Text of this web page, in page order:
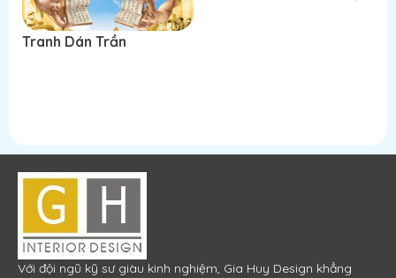
Tranh Dán Trần
Với đội ngũ kỹ sư giàu kinh nghiệm, Gia Huy Design khẳng